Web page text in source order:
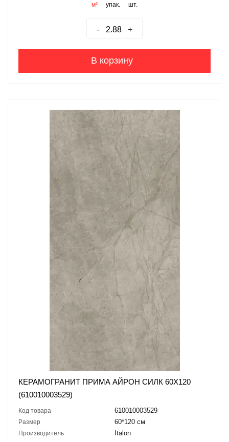
м² упак. шт.
- +
В корзину
КЕРАМОГРАНИТ ПРИМА АЙРОН СИЛК 60X120
(610010003529)
Код товара 610010003529
Размер 60*120 см
Производитель Italon